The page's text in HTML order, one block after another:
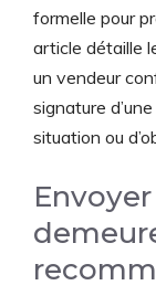
formelle pour
article détaille
un vendeur
signature
situation ou